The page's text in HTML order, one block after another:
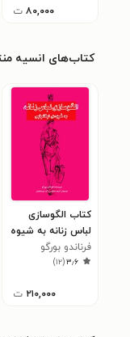
۸۰,۰۰۰ ت
کتاب‌های انسیه
کتاب الگوسازی
لباس زنانه به شیوه
ایتالیایی
فرناندو بورگو
۳٫۶(۱۲)
۲۱۰,۰۰۰ ت